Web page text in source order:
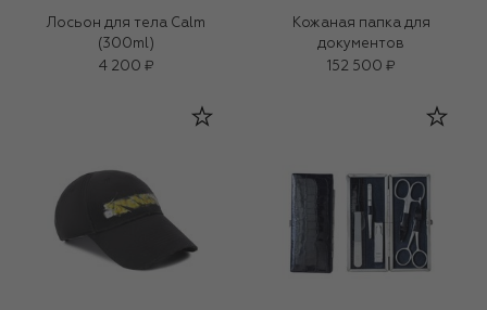
Лосьон для тела Calm
(300ml)
4 200 ₽
Кожаная папка для
документов
152 500 ₽